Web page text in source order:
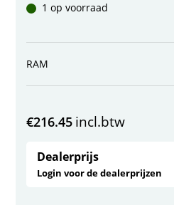
1 op voorraad
RAM
€216.45 incl.btw
Dealerprijs
Login voor de dealerprijzen